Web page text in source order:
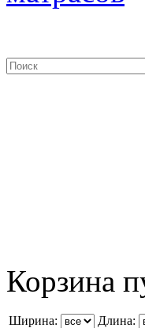
Корзина
Ширина: Длина: